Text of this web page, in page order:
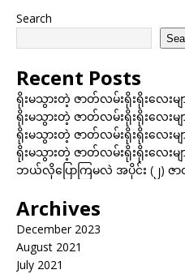
Search
Recent Posts
ရိုးမသွားတဲ့ ဇာတ်လမ်းရိုးရိုးလေးမ
ရိုးမသွားတဲ့ ဇာတ်လမ်းရိုးရိုးလေးမျ
ရိုးမသွားတဲ့ ဇာတ်လမ်းရိုးရိုးလေးမျ
ရိုးမသွားတဲ့ ဇာတ်လမ်းရိုးရိုးလေးမျ
ဘယ်လိုပြောကြမလဲ အပိုင်း (၂) ဇ
Archives
December 2023
August 2021
July 2021